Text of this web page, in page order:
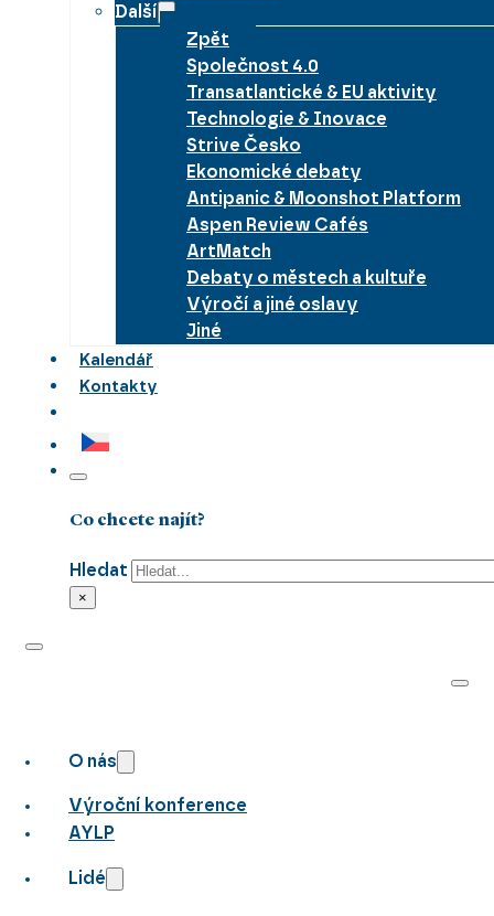
Další
Zpět
Společnost 4.0
Transatlantické & EU aktivity
Technologie & Inovace
Strive Česko
Ekonomické debaty
Antipanic & Moonshot Platform
Aspen Review Cafés
ArtMatch
Debaty o městech a kultuře
Výročí a jiné oslavy
Jiné
Kalendář
Kontakty
Co chcete najít?
Hledat
×
O nás
Výroční konference
AYLP
Lidé